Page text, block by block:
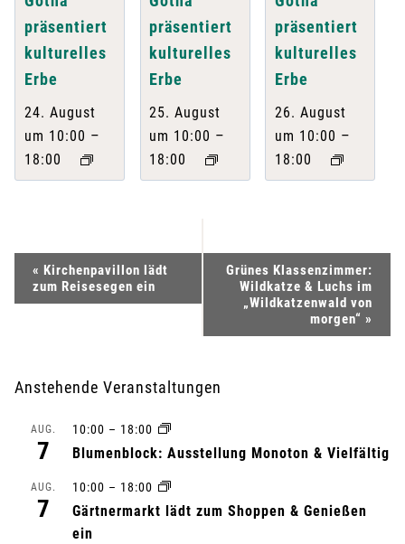
präsentiert
kulturelles
Erbe
24. August
um 10:00 –
18:00
präsentiert
kulturelles
Erbe
25. August
um 10:00 –
18:00
präsentiert
kulturelles
Erbe
26. August
um 10:00 –
18:00
e
a
« Kirchenpavillon lädt
zum Reisesegen ein
Grünes Klassenzimmer:
Wildkatze & Luchs im
„Wildkatzenwald von
morgen“ »
Anstehende Veranstaltungen
AUG.
7
10:00 – 18:00
Blumenblock: Ausstellung Monoton & Vielfältig
AUG.
7
10:00 – 18:00
Gärtnermarkt lädt zum Shoppen & Genießen
ein